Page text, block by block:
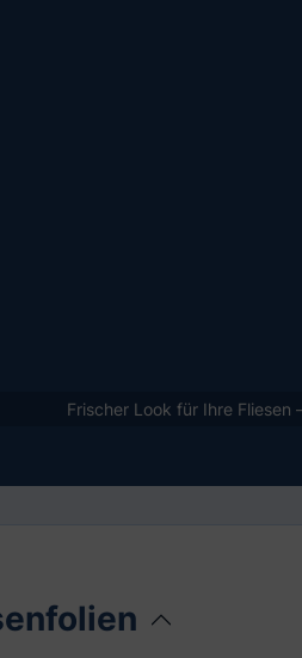
Frischer Look für Ihre Fliesen